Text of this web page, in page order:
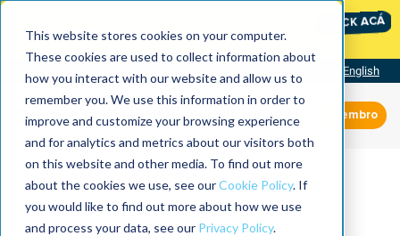
This website stores cookies on your computer.
These cookies are used to collect information about
how you interact with our website and allow us to
remember you. We use this information in order to
improve and customize your browsing experience
and for analytics and metrics about our visitors both
on this website and other media. To find out more
about the cookies we use, see ourCookie Policy. If
you would like to find out more about how we use
and process your data, see our Privacy Policy.
The Speed of Reliability
CLICK ACÁ
English
Miembro